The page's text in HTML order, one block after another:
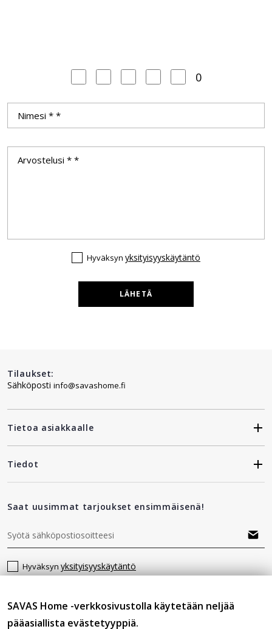
0
Hyväksyn yksityisyyskäytäntö
LÄHETÄ
Tilaukset:
Sähköposti info@savashome.fi
Tietoa asiakkaalle
Tiedot
Saat uusimmat tarjoukset ensimmäisenä!
Hyväksyn yksityisyyskäytäntö
SAVAS Home -verkkosivustolla käytetään neljää
pääasiallista evästetyyppiä.